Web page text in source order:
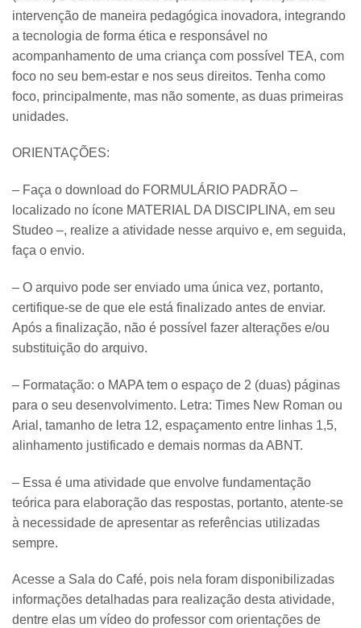
intervenção de maneira pedagógica inovadora, integrando
a tecnologia de forma ética e responsável no
acompanhamento de uma criança com possível TEA, com
foco no seu bem-estar e nos seus direitos. Tenha como
foco, principalmente, mas não somente, as duas primeiras
unidades.
ORIENTAÇÕES:
– Faça o download do FORMULÁRIO PADRÃO –
localizado no ícone MATERIAL DA DISCIPLINA, em seu
Studeo –, realize a atividade nesse arquivo e, em seguida,
faça o envio.
– O arquivo pode ser enviado uma única vez, portanto,
certifique-se de que ele está finalizado antes de enviar.
Após a finalização, não é possível fazer alterações e/ou
substituição do arquivo.
– Formatação: o MAPA tem o espaço de 2 (duas) páginas
para o seu desenvolvimento. Letra: Times New Roman ou
Arial, tamanho de letra 12, espaçamento entre linhas 1,5,
alinhamento justificado e demais normas da ABNT.
– Essa é uma atividade que envolve fundamentação
teórica para elaboração das respostas, portanto, atente-se
à necessidade de apresentar as referências utilizadas
sempre.
Acesse a Sala do Café, pois nela foram disponibilizadas
informações detalhadas para realização desta atividade,
dentre elas um vídeo do professor com orientações de